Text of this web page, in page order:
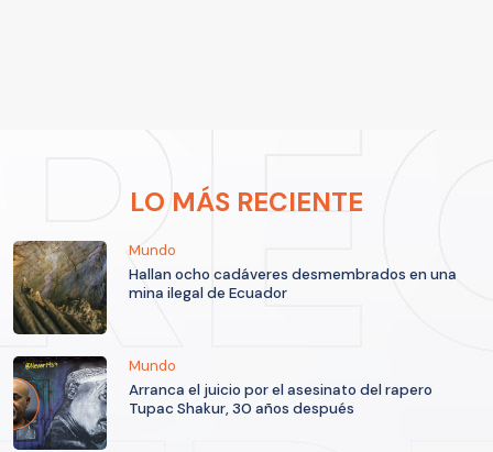
LO MÁS RECIENTE
Mundo
Hallan ocho cadáveres desmembrados en una
mina ilegal de Ecuador
Mundo
Arranca el juicio por el asesinato del rapero
Tupac Shakur, 30 años después